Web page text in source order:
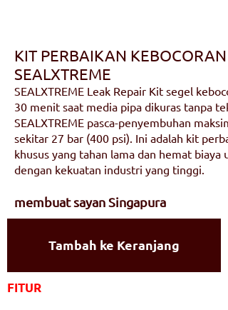
KIT PERBAIKAN KEBOCORAN
SEALXTREME
SEALXTREME Leak Repair Kit segel
30 menit saat media pipa dikuras tanpa
SEALXTREME pasca-penyembuhan
sekitar 27 bar (400 psi). Ini adalah kit
khusus yang tahan lama dan hemat
dengan kekuatan industri yang tinggi.
membuat sayan Singapura
Tambah ke Keranjang
FITUR